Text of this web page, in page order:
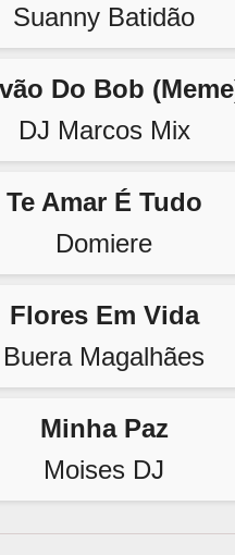
Suanny Batidão
Do Bob
DJ Marcos Mix
Te Amar É Tudo
Domiere
Flores Em Vida
Buera Magalhães
Minha Paz
Moises DJ